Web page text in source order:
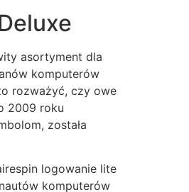
asortyment dla
komputerów
rozważyć, czy owe
2009 roku
została
komputerów